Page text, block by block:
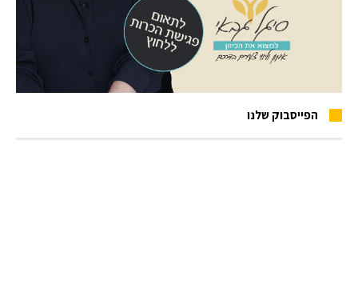
הפייסבוק שלנו